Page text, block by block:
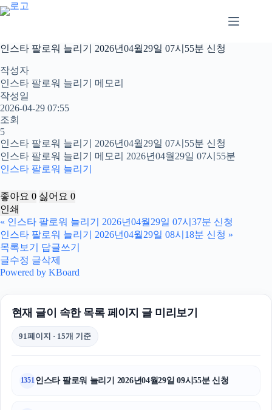
본
문
로
건
너
뛰
기
인스타 팔로워 늘리기 2026년04월29일 07시55분 신청
작성자
인스타 팔로워 늘리기 메모리
작성일
2026-04-29 07:55
조회
5
인스타 팔로워 늘리기 2026년04월29일 07시55분 신청
인스타 팔로워 늘리기 메모리 2026년04월29일 07시55분
인스타 팔로워 늘리기
좋아요 0 싫어요 0
인쇄
« 인스타 팔로워 늘리기 2026년04월29일 07시37분 신청
인스타 팔로워 늘리기 2026년04월29일 08시18분 신청 »
목록보기
답글쓰기
글수정 글삭제
Powered by KBoard
현재 글이 속한 목록 페이지 글 미리보기
91페이지 · 15개 기준
1351인스타 팔로워 늘리기 2026년04월29일 09시55분 신청